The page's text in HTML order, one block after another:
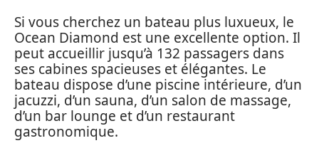
Si vous cherchez un bateau plus luxueux, le
Ocean Diamond est une excellente option. Il
peut accueillir jusqu’à 132 passagers dans
ses cabines spacieuses et élégantes. Le
bateau dispose d’une piscine intérieure, d’un
jacuzzi, d’un sauna, d’un salon de massage,
d’un bar lounge et d’un restaurant
gastronomique.